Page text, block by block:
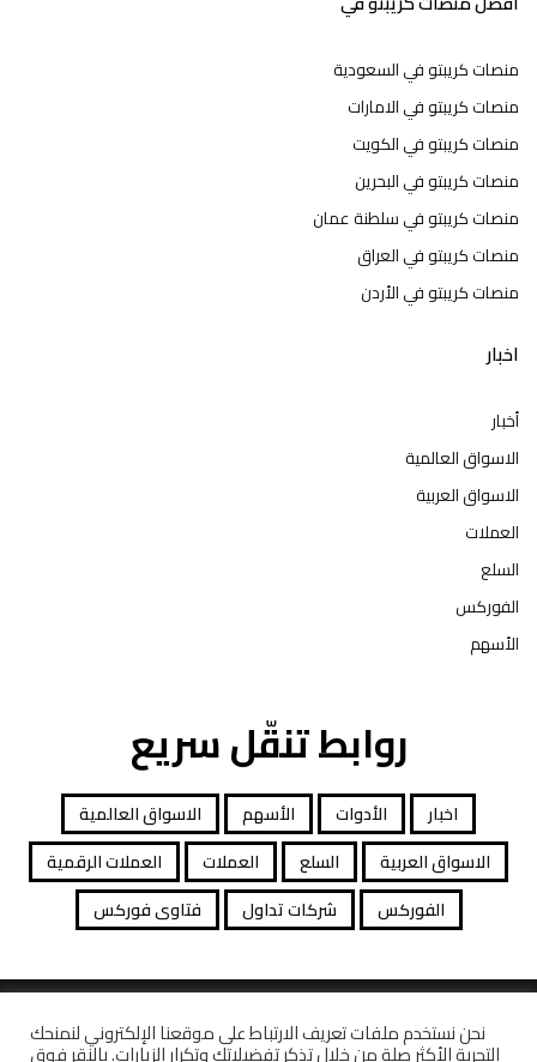
منصات كريبتو في السعودية
منصات كريبتو في الامارات
منصات كريبتو في الكويت
منصات كريبتو في البحرين
منصات كريبتو في سلطنة عمان
منصات كريبتو في العراق
منصات كريبتو في الأردن
اخبار
أخبار
الاسواق العالمية
الاسواق العربية
العملات
السلع
الفوركس
الأسهم
روابط تنقّل سريع
اخبار الأدوات الأسهم
الاسواق العالمية
الاسواق العربية
السلع العملات
العملات الرقمية
الفوركس
شركات تداول فتاوى فوركس
جميع الحقوق محفوظة توصيات التداول © 2026
نحن نستخدم ملفات تعريف الارتباط على موقعنا الإلكتروني لنمنحك
التجربة الأكثر صلة من خلال تذكر تفضيلاتك وتكرار الزيارات. بالنقر فوق